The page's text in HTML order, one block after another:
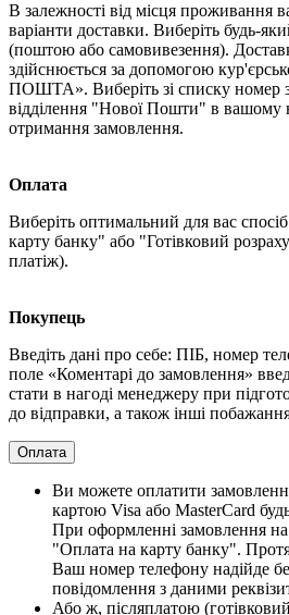
В залежності від місця проживання
варіанти доставки. Виберіть будь-
(поштою або самовивезення).
здійснюється за допомогою
ПОШТА». Виберіть зі списку номер
відділення "Нової Пошти" в вашому
отримання замовлення.
Оплата
Виберіть оптимальний для вас
карту банку" або "Готівковий
платіж).
Покупець
Введіть дані про себе: ПІБ, номер
поле «Коментарі до замовлення»
стати в нагоді менеджеру при
до відправки, а також інші
Оплата
Ви можете оплатити
картою Visa або MasterCard
При оформленні замовлення на
"Оплата на карту банку".
Ваш номер телефону надійде
повідомлення з даними
Або ж, післяплатою